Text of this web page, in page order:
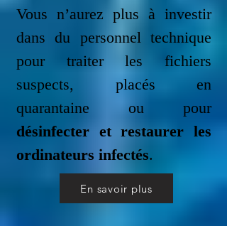
Vous n’aurez plus à investir
dans du personnel technique
pour traiter les fichiers
suspects, placés en
quarantaine ou pour
désinfecter et restaurer les
ordinateurs infectés.
En savoir plus